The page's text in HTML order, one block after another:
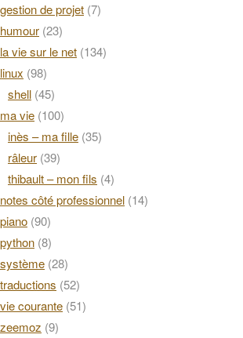
gestion de projet (7)
humour (23)
la vie sur le net (134)
linux (98)
shell (45)
ma vie (100)
inès – ma fille (35)
râleur (39)
thibault – mon fils (4)
notes côté professionnel (14)
piano (90)
python (8)
système (28)
traductions (52)
vie courante (51)
zeemoz (9)